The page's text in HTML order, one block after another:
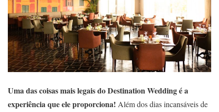
Uma das coisas mais legais do Destination Wedding é a
experiência que ele proporciona! Além dos dias incansáveis de